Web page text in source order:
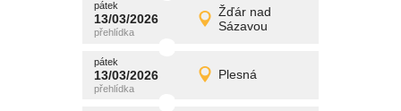
pátek
13/03/2026
Žďár nad
Sázavou
pátek
13/03/2026 Detail
promítání
pátek
13/03/2026 Plesná
pátek
13/03/2026 Detail
promítání